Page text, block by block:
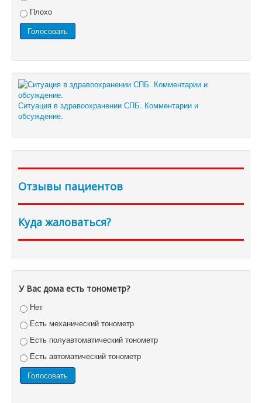
Плохо
Ситуация в здравоохранении СПБ. Комментарии и
обсуждение.
Отзывы пациентов
Куда жаловаться?
У Вас дома есть тонометр?
Нет
Есть механический тонометр
Есть полуавтоматический тонометр
Есть автоматический тонометр